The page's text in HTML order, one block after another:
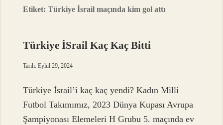
Etiket:Türkiye İsrail maçında kim gol attı
Türkiye İSrail Kaç Kaç Bitti
Tarih: Eylül 29, 2024
Türkiye İsrail’i kaç kaç yendi? Kadın Milli
Futbol Takımımız, 2023 Dünya Kupası Avrupa
Şampiyonası Elemeleri H Grubu 5. maçında ev